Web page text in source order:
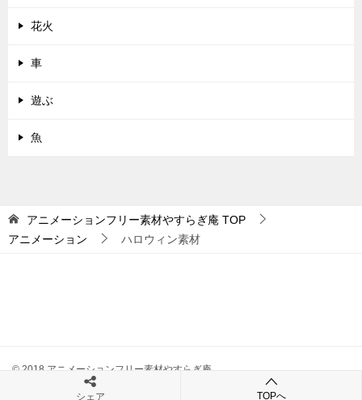
花火
車
遊ぶ
魚
アニメーションフリー素材やすらぎ庵 TOP
アニメーション
ハロウィン素材
© 2018 アニメーションフリー素材やすらぎ庵
シェア TOPへ